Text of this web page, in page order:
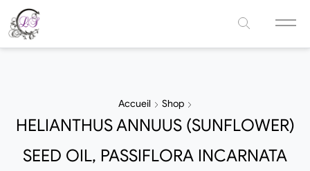
Accueil Shop
HELIANTHUS ANNUUS (SUNFLOWER)
SEED OIL, PASSIFLORA INCARNATA